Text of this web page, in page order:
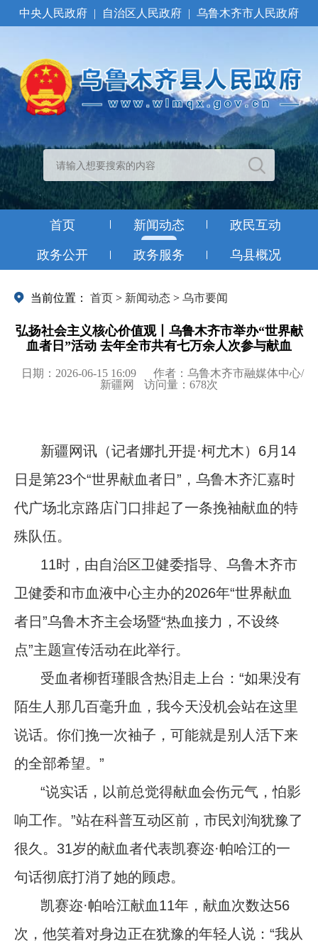
中央人民政府 | 自治区人民政府 | 乌鲁木齐市人民政府
首页 新闻动态 政民互动
政务公开 政务服务 乌县概况
当前位置： 首页 > 新闻动态 > 乌市要闻
弘扬社会主义核心价值观丨乌鲁木齐市举办“世界献
血者日”活动 去年全市共有七万余人次参与献血
日期：2026-06-15 16:09
作者：乌鲁木齐市融媒体中心/
新疆网
访问量： 678次
新疆网讯（记者娜扎开提·柯尤木）6月14
日是第23个“世界献血者日”，乌鲁木齐汇嘉时
代广场北京路店门口排起了一条挽袖献血的特
殊队伍。
11时，由自治区卫健委指导、乌鲁木齐市
卫健委和市血液中心主办的2026年“世界献血
者日”乌鲁木齐主会场暨“热血接力，不设终
点”主题宣传活动在此举行。
受血者柳哲瑾眼含热泪走上台：“如果没有
陌生人那几百毫升血，我今天没机会站在这里
说话。你们挽一次袖子，可能就是别人活下来
的全部希望。”
“说实话，以前总觉得献血会伤元气，怕影
响工作。”站在科普互动区前，市民刘洵犹豫了
很久。31岁的献血者代表凯赛迩·帕哈江的一
句话彻底打消了她的顾虑。
凯赛迩·帕哈江献血11年，献血次数达56
次，他笑着对身边正在犹豫的年轻人说：“我从